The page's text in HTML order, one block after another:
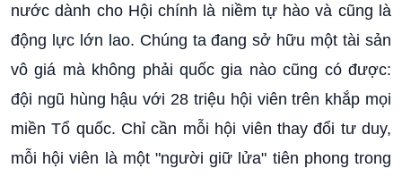
nước dành cho Hội chính là niềm tự hào và cũng là
động lực lớn lao. Chúng ta đang sở hữu một tài sản
vô giá mà không phải quốc gia nào cũng có được:
đội ngũ hùng hậu với 28 triệu hội viên trên khắp mọi
miền Tổ quốc. Chỉ cần mỗi hội viên thay đổi tư duy,
mỗi hội viên là một "người giữ lửa" tiên phong trong